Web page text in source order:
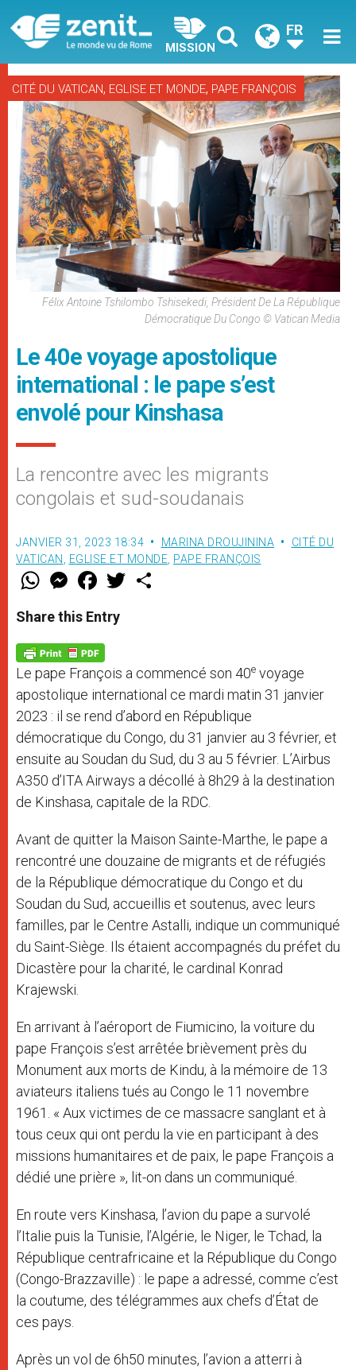
MISSION
FR
CITÉ DU VATICAN, EGLISE ET MONDE, PAPE FRANÇOIS
Félix Antoine Tshilombo Tshisekedi, Président De La République
Démocratique Du Congo © Vatican Media
Le 40e voyage apostolique
international : le pape s’est
envolé pour Kinshasa
La rencontre avec les migrants
congolais et sud-soudanais
JANVIER 31, 2023 18:34 MARINA DROUJININA
CITÉ DU
VATICAN
EGLISE ET MONDE PAPE FRANÇOIS
W
t
s
p
p
M
e
s
e
g
e
r
F
a
e
b
o
k
w
Share this Entry
Le pape François a commencé son 40e voyage
apostolique international ce mardi matin 31 janvier
2023 : il se rend d’abord en République
démocratique du Congo, du 31 janvier au 3 février, et
ensuite au Soudan du Sud, du 3 au 5 février. L’Airbus
A350 d’ITA Airways a décollé à 8h29 à la destination
de Kinshasa, capitale de la RDC.
Avant de quitter la Maison Sainte-Marthe, le pape a
rencontré une douzaine de migrants et de réfugiés
de la République démocratique du Congo et du
Soudan du Sud, accueillis et soutenus, avec leurs
familles, par le Centre Astalli, indique un communiqué
du Saint-Siège. Ils étaient accompagnés du préfet du
Dicastère pour la charité, le cardinal Konrad
Krajewski.
En arrivant à l’aéroport de Fiumicino, la voiture du
pape François s’est arrêtée brièvement près du
Monument aux morts de Kindu, à la mémoire de 13
aviateurs italiens tués au Congo le 11 novembre
1961. « Aux victimes de ce massacre sanglant et à
tous ceux qui ont perdu la vie en participant à des
missions humanitaires et de paix, le pape François a
dédié une prière », lit-on dans un communiqué.
En route vers Kinshasa, l’avion du pape a survolé
l’Italie puis la Tunisie, l’Algérie, le Niger, le Tchad, la
République centrafricaine et la République du Congo
(Congo-Brazzaville) : le pape a adressé, comme c’est
la coutume, des télégrammes aux chefs d’État de
ces pays.
Après un vol de 6h50 minutes, l’avion a atterri à